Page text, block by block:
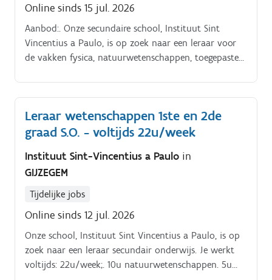
Online sinds 15 jul. 2026
Aanbod:. Onze secundaire school, Instituut Sint
Vincentius a Paulo, is op zoek naar een leraar voor
de vakken fysica, natuurwetenschappen, toegepaste
Leraar wetenschappen 1ste en 2de
graad S.O. - voltijds 22u/week
Instituut Sint-Vincentius a Paulo in
GIJZEGEM
Tijdelijke jobs
Online sinds 12 jul. 2026
Onze school, Instituut Sint Vincentius a Paulo, is op
zoek naar een leraar secundair onderwijs. Je werkt
voltijds: 22u/week;. 10u natuurwetenschappen. 5u